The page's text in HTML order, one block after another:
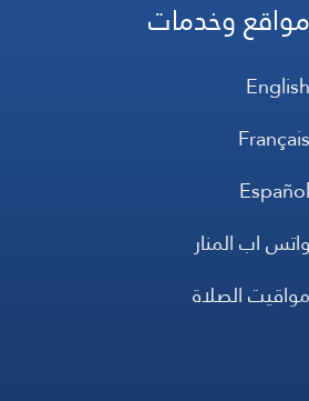
مواقع وخدمات
English
Français
Español
واتس اب المنار
مواقيت الصلاة